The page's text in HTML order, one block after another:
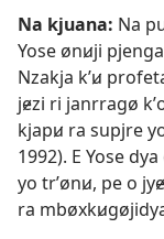
Na kjuana: Na
Yose ønꞹji
Nzakja kʼꞹ
jɇzi ri janrragø
kjapꞹ ra supjre
1992). E Yose
yo trʼønꞹ, pe o
ra